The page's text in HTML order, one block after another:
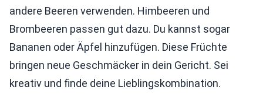
andere Beeren verwenden. Himbeeren und
Brombeeren passen gut dazu. Du kannst sogar
Bananen oder Äpfel hinzufügen. Diese Früchte
bringen neue Geschmäcker in dein Gericht. Sei
kreativ und finde deine Lieblingskombination.